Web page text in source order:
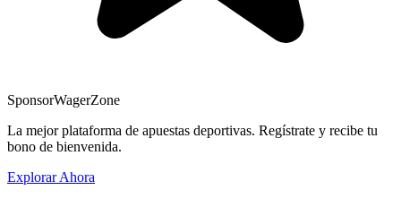
SponsorWagerZone
La mejor plataforma de apuestas deportivas. Regístrate y recibe tu
bono de bienvenida.
Explorar Ahora